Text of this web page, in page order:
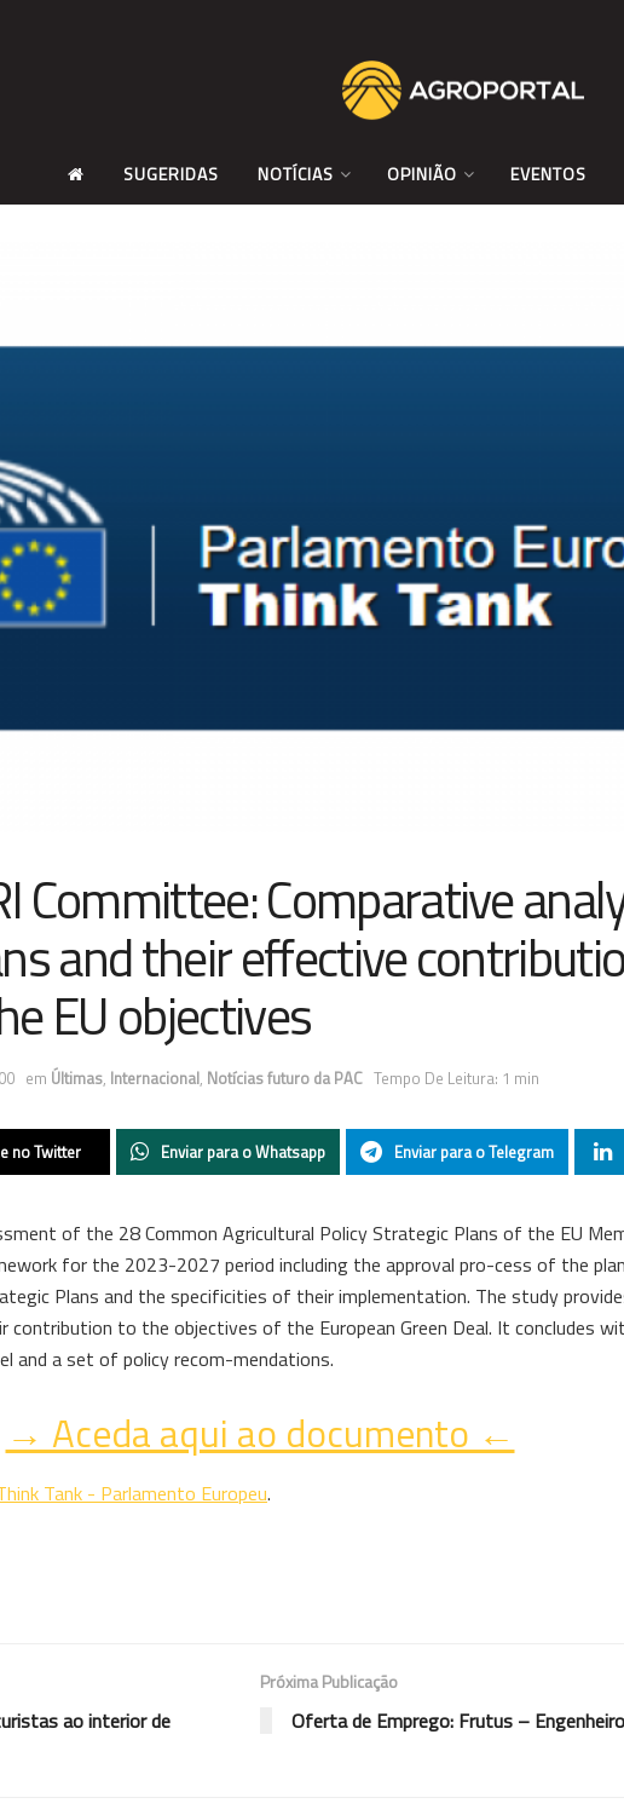
SUGERIDAS NOTÍCIAS OPINIÃO EVENTOS
Committee: Comparative
and their effective
EU objectives
em Últimas, Internacional, Notícias futuro da PAC Tempo De Leitura: 1 min
no Twitter Enviar para o Whatsapp Enviar para o Telegram
of the 28 Common Agricultural Policy Strategic Plans of the EU
for the 2023-2027 period including the approval pro-cess of the
Plans and the specificities of their implementation. The study
contribution to the objectives of the European Green Deal. It concludes
and a set of policy recom-mendations.
→ Aceda aqui ao documento ←
Tank - Parlamento Europeu.
ao interior de
Próxima Publicação
Oferta de Emprego: Frutus –